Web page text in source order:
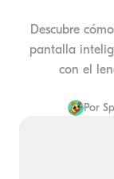
Descubre
pantalla
con el
Por